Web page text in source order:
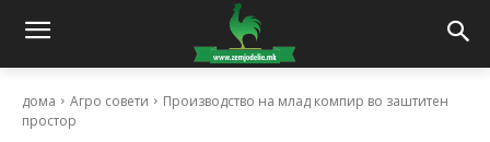
дома Агро совети
Производство на млад компир во заштитен
простор